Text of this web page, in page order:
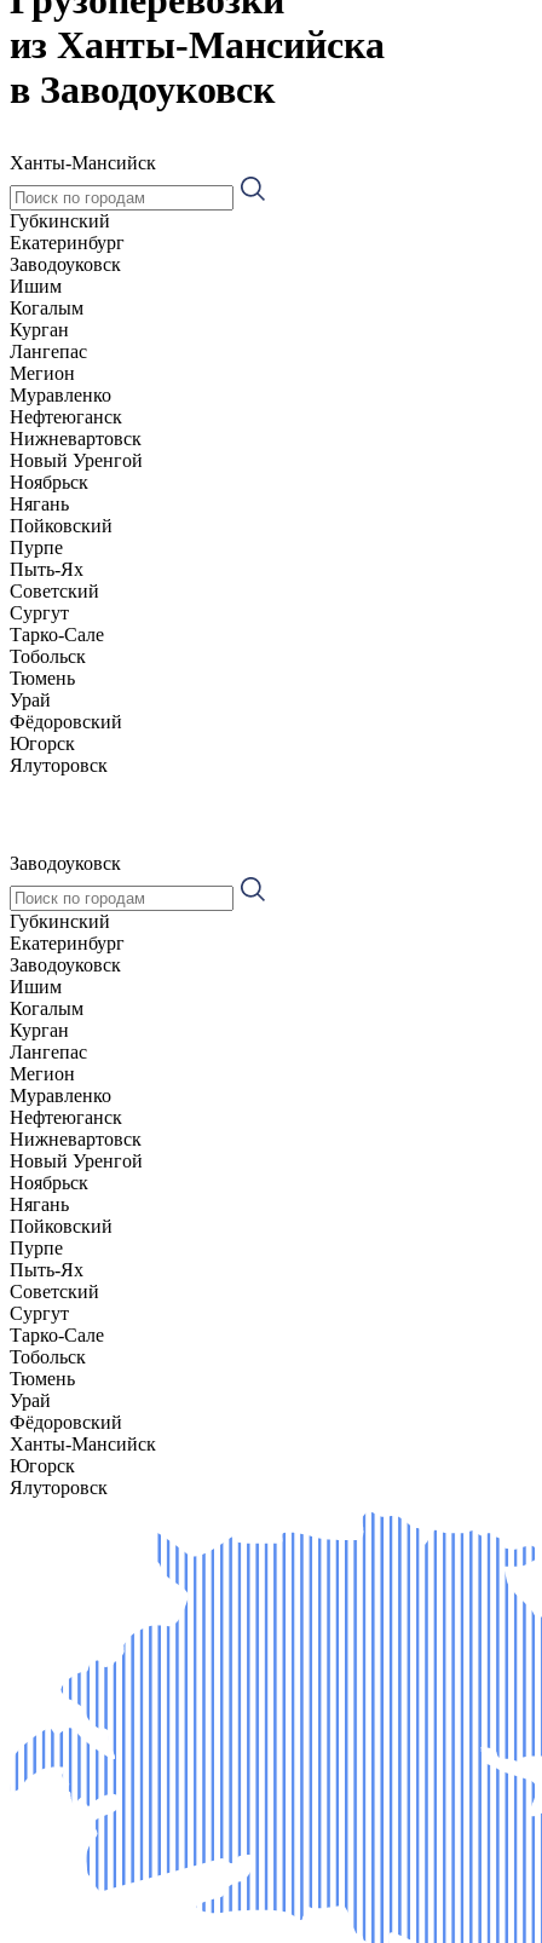
из Ханты-Мансийска
в Заводоуковск
Ханты-Мансийск
Губкинский
Екатеринбург
Заводоуковск
Ишим
Когалым
Курган
Лангепас
Мегион
Муравленко
Нефтеюганск
Нижневартовск
Новый Уренгой
Ноябрьск
Нягань
Пойковский
Пурпе
Пыть-Ях
Советский
Сургут
Тарко-Сале
Тобольск
Тюмень
Урай
Фёдоровский
Югорск
Ялуторовск
Заводоуковск
Губкинский
Екатеринбург
Заводоуковск
Ишим
Когалым
Курган
Лангепас
Мегион
Муравленко
Нефтеюганск
Нижневартовск
Новый Уренгой
Ноябрьск
Нягань
Пойковский
Пурпе
Пыть-Ях
Советский
Сургут
Тарко-Сале
Тобольск
Тюмень
Урай
Фёдоровский
Ханты-Мансийск
Югорск
Ялуторовск